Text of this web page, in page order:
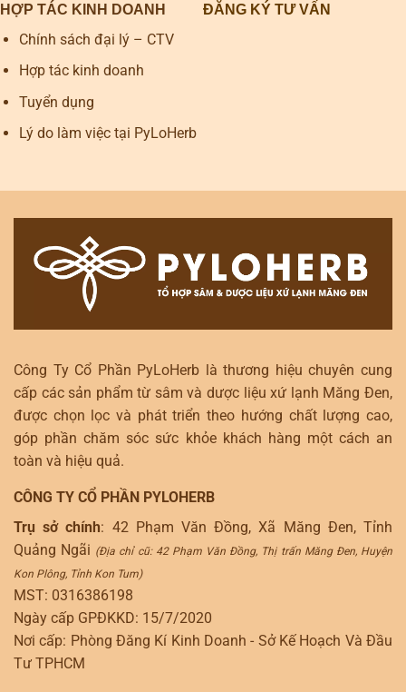
HỢP TÁC KINH DOANH
Chính sách đại lý – CTV
Hợp tác kinh doanh
Tuyển dụng
Lý do làm việc tại PyLoHerb
ĐĂNG KÝ TƯ VẤN
Công Ty Cổ Phần PyLoHerb là thương hiệu chuyên cung
cấp các sản phẩm từ sâm và dược liệu xứ lạnh Măng Đen,
được chọn lọc và phát triển theo hướng chất lượng cao,
góp phần chăm sóc sức khỏe khách hàng một cách an
toàn và hiệu quả.
CÔNG TY CỔ PHẦN PYLOHERB
Trụ sở chính: 42 Phạm Văn Đồng, Xã Măng Đen, Tỉnh
Quảng Ngãi (Địa chỉ cũ: 42 Phạm Văn Đồng, Thị trấn Măng Đen, Huyện
Kon Plông, Tỉnh Kon Tum)
MST: 0316386198
Ngày cấp GPĐKKD: 15/7/2020
Nơi cấp: Phòng Đăng Kí Kinh Doanh - Sở Kế Hoạch Và Đầu
Tư TPHCM